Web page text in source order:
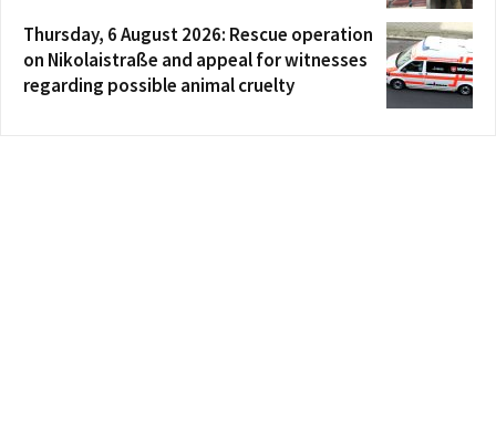
Thursday, 6 August 2026: Rescue operation
on Nikolaistraße and appeal for witnesses
regarding possible animal cruelty